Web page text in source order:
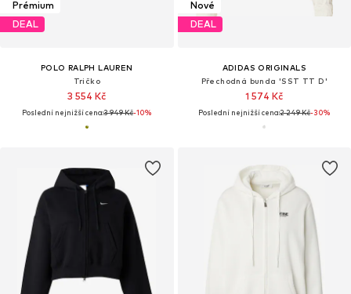
Prémium
DEAL
POLO RALPH LAUREN
Tričko
3 554 Kč
Poslední nejnižší cena:3 949 Kč-10%
Nové
DEAL
ADIDAS ORIGINALS
Přechodná bunda 'SST TT D'
1 574 Kč
Poslední nejnižší cena:2 249 Kč-30%